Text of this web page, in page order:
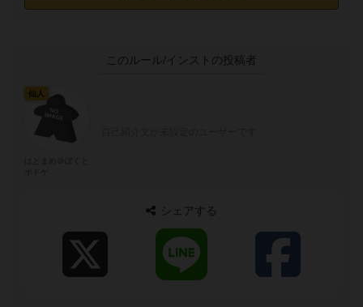
このルール/インストの投稿者
仙人
シェアする